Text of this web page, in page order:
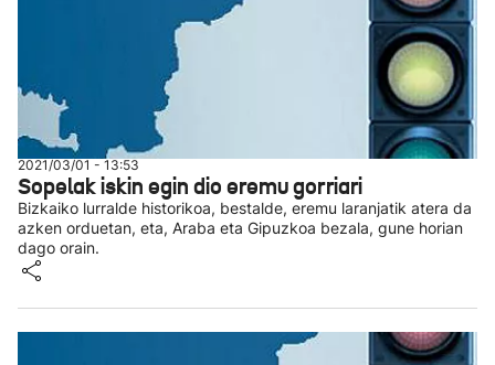
2021/03/01 - 13:53
Sopelak iskin egin dio eremu gorriari
Bizkaiko lurralde historikoa, bestalde, eremu laranjatik atera da
azken orduetan, eta, Araba eta Gipuzkoa bezala, gune horian
dago orain.